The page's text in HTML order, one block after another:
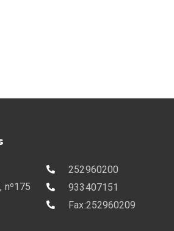
nº175
252960200
933407151
Fax:252960209